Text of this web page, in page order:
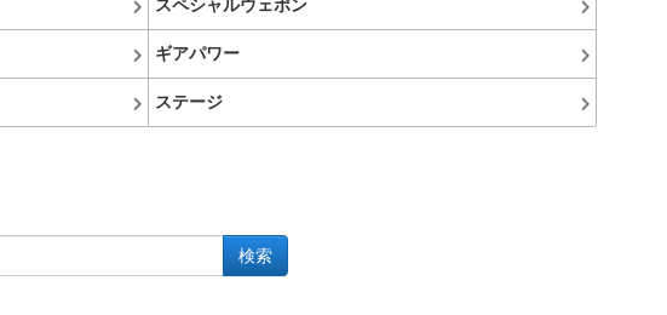
スペシャルウェポン
ギアパワー
ステージ
検索